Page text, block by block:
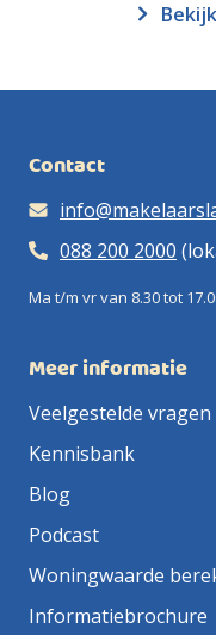
Contact
088 200 2000
Ma t/m vr van 8.30 tot
Meer informatie
Veelgestelde vragen
Kennisbank
Blog
Podcast
Woningwaarde
Informatiebrochure